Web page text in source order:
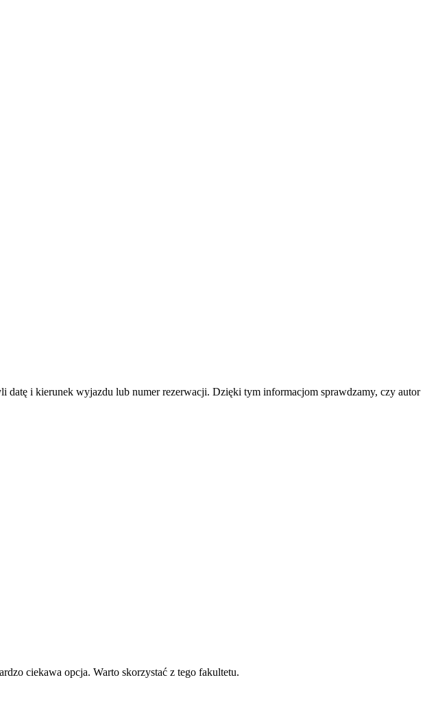
datę i kierunek wyjazdu lub numer rezerwacji. Dzięki tym informacjom sprawdzamy, czy autor
ciekawa opcja. Warto skorzystać z tego fakultetu.